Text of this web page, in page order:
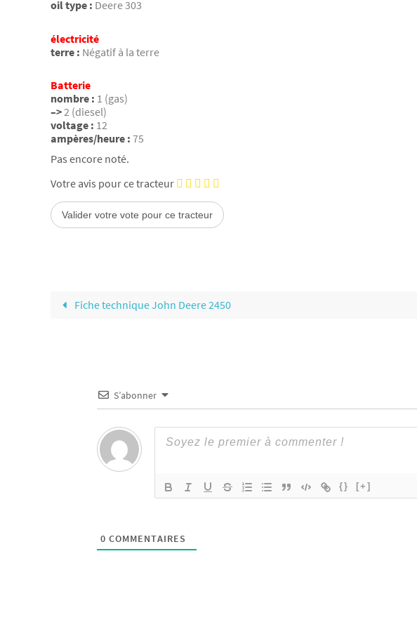
oil type : Deere 303
électricité
terre : Négatif à la terre
Batterie
nombre : 1 (gas)
–>2 (diesel)
voltage : 12
ampères/heure : 75
Pas encore noté.
Votre avis pour ce tracteur
Fiche technique John Deere 2450
S’abonner
{} [+]
0 COMMENTAIRES